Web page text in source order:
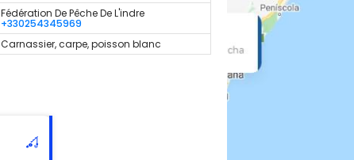
Fédération De Pêche De L'indre
+330254345969
Carnassier, carpe, poisson blanc